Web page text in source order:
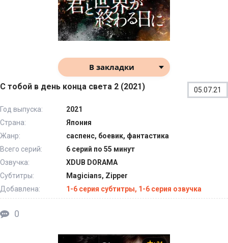
В закладки
С тобой в день конца света 2 (2021) 05.07.21
Год выпуска:
2021
Страна:
Япония
Жанр:
саспенс, боевик, фантастика
Всего серий:
6 серий по 55 минут
Озвучка:
XDUB DORAMA
Субтитры:
Magicians, Zipper
Добавлена:
1-6 серия субтитры, 1-6 серия озвучка
0